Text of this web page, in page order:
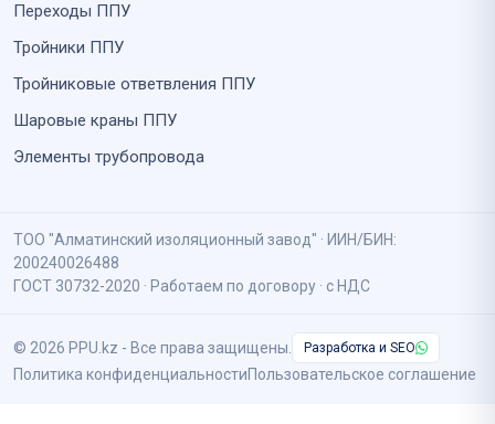
Переходы ППУ
Тройники ППУ
Тройниковые ответвления ППУ
Шаровые краны ППУ
Элементы трубопровода
ТОО "Алматинский изоляционный завод" · ИИН/БИН:
200240026488
ГОСТ 30732-2020 · Работаем по договору · с НДС
© 2026 PPU.kz - Все права защищены. Разработка и SEO
Политика конфиденциальностиПользовательское соглашение